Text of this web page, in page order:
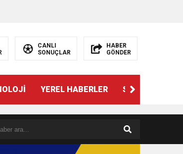
CANLI
SONUÇLAR
HABER
GÖNDER
YEREL HABERLER SPOR